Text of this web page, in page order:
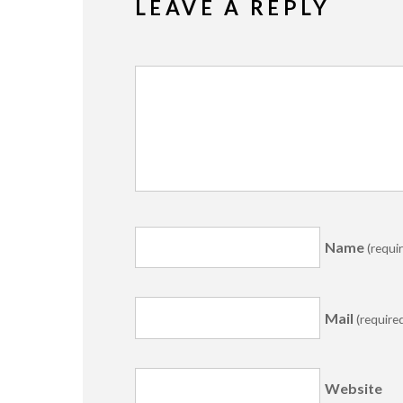
LEAVE A REPLY
Name
Mail
Website